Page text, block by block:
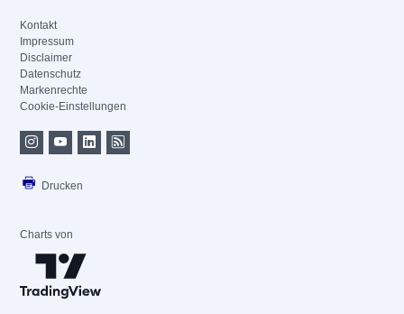
Kontakt
Impressum
Disclaimer
Datenschutz
Markenrechte
Cookie-Einstellungen
Drucken
Charts von